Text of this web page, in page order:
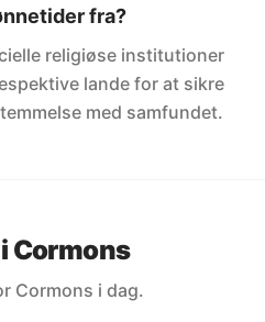
fra?
religiøse institutioner
lande for at sikre
med samfundet.
Cormons
Cormons i dag.